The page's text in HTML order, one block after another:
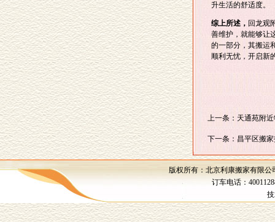
升生活的舒适度。
综上所述， 回龙观
善维护，就能够让
的一部分，其搬运
顺利无忧，开启新
上一条：天通苑附
下一条：昌平区搬
版权所有：北京利康搬家有限
订车电话：